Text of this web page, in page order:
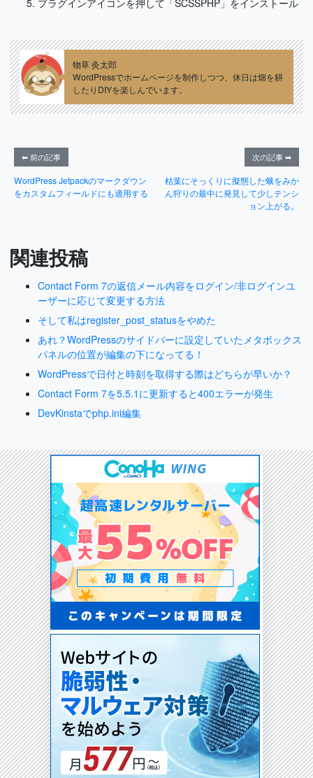
物草 灸太郎
WordPressでホームページを制作しつつ、休日は畑を耕
したりDIYを楽しんでいます。
⬅ 前の記事
WordPress Jetpackのマークダウン
をカスタムフィールドにも適用する
次の記事 ➡
枯葉にそっくりに擬態した蛾をみか
ん狩りの最中に発見して少しテンシ
ョン上がる。
関連投稿
Contact Form 7の返信メール内容をログイン/非ログインユ
ーザーに応じて変更する方法
そして私はregister_post_statusをやめた
あれ？WordPressのサイドバーに設定していたメタボックス
パネルの位置が編集の下になってる！
WordPressで日付と時刻を取得する際はどちらが早いか？
Contact Form 7を5.5.1に更新すると400エラーが発生
DevKinstaでphp.ini編集